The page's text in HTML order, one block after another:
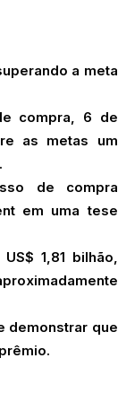
a meta
compra, 6 de
as metas um
de compra
em uma tese
1,81 bilhão,
demonstrar que